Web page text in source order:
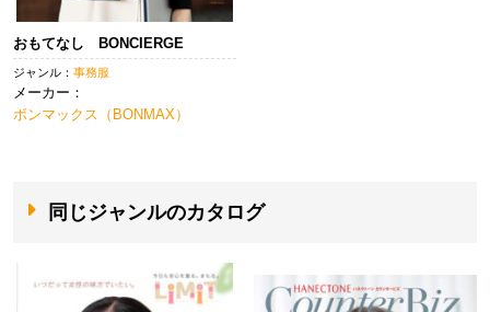
おもてなし BONCIERGE
ジャンル： 事務服
メーカー：
ボンマックス（BONMAX）
同じジャンルのカタログ